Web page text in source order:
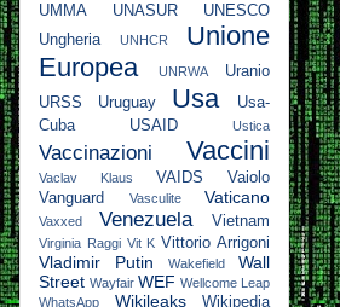
UMMA UNASUR
UNESCO
Ungheria
UNHCR
Unione
Europea
UNRWA
Uranio
URSS
Uruguay Usa
Usa-
Cuba
USAID Ustica
Vaccinazioni Vaccini
Vaclav Klaus VAIDS
Vaiolo
Vanguard
Vasculite Vaticano
Vaxxed Venezuela Vietnam
Virginia Raggi Vit K Vittorio Arrigoni
Vladimir Putin Wakefield
Wall
Street Wayfair WEF Wellcome Leap
WhatsApp
Wikileaks
Wikipedia